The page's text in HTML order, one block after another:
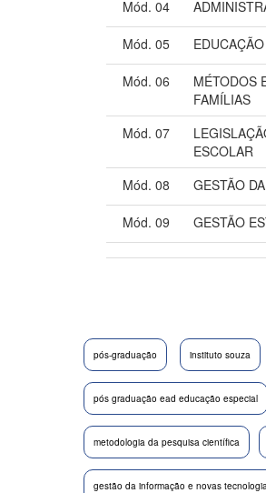
Mód. 04
Mód. 05
Mód. 06
MÉTODOS
FAMÍLIAS
Mód. 07
ESCOLAR
Mód. 08 GESTÃO
Mód. 09 GESTÃO
pós-graduação instituto souza
pós graduação ead educação especial
metodologia da pesquisa científica
gestão da informação e novas